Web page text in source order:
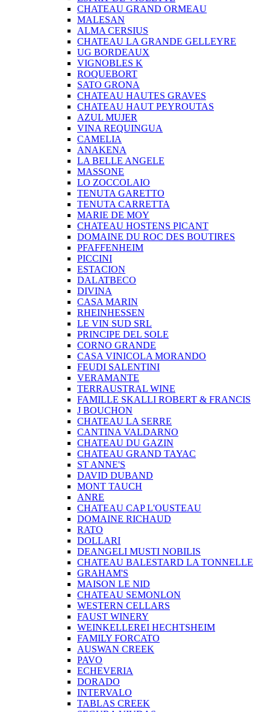
CHATEAU GRAND ORMEAU
MALESAN
ALMA CERSIUS
CHATEAU LA GRANDE GELLEYRE
UG BORDEAUX
VIGNOBLES K
ROQUEBORT
SATO GRONA
CHATEAU HAUTES GRAVES
CHATEAU HAUT PEYROUTAS
AZUL MUJER
VINA REQUINGUA
CAMELIA
ANAKENA
LA BELLE ANGELE
MASSONE
LO ZOCCOLAIO
TENUTA GARETTO
TENUTA CARRETTA
MARIE DE MOY
CHATEAU HOSTENS PICANT
DOMAINE DU ROC DES BOUTIRES
PFAFFENHEIM
PICCINI
ESTACION
DALATBECO
DIVINA
CASA MARIN
RHEINHESSEN
LE VIN SUD SRL
PRINCIPE DEL SOLE
CORNO GRANDE
CASA VINICOLA MORANDO
FEUDI SALENTINI
VERAMANTE
TERRAUSTRAL WINE
FAMILLE SKALLI ROBERT & FRANCIS
J BOUCHON
CHATEAU LA SERRE
CANTINA VALDARNO
CHATEAU DU GAZIN
CHATEAU GRAND TAYAC
ST ANNE'S
DAVID DUBAND
MONT TAUCH
ANRE
CHATEAU CAP L'OUSTEAU
DOMAINE RICHAUD
RATO
DOLLARI
DEANGELI MUSTI NOBILIS
CHATEAU BALESTARD LA TONNELLE
GRAHAM'S
MAISON LE NID
CHATEAU SEMONLON
WESTERN CELLARS
FAUST WINERY
WEINKELLEREI HECHTSHEIM
FAMILY FORCATO
AUSWAN CREEK
PAVO
ECHEVERIA
DORADO
INTERVALO
TABLAS CREEK